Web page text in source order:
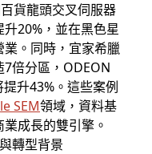
貨龍頭交叉伺服器
20%，並在黑色星
。同時，宜家希臘
倍分區，ODEON
升43%。這些案例
SEM領域，資料基
成長的雙引擎。
轉型背景